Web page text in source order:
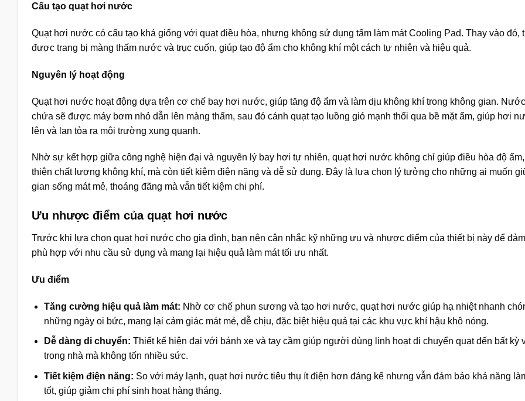
Cấu tạo quạt hơi nước
Quạt hơi nước có cấu tạo khá giống với quạt điều hòa, nhưng không sử dụng tấm làm mát Cooling Pad. Thay vào đó,
được trang bị màng thấm nước và trục cuốn, giúp tạo độ ẩm cho không khí một cách tự nhiên và hiệu quả.
Nguyên lý hoạt động
Quạt hơi nước hoạt động dựa trên cơ chế bay hơi nước, giúp tăng độ ẩm và làm dịu không khí trong không gian.
chứa sẽ được máy bơm nhỏ dẫn lên màng thấm, sau đó cánh quạt tạo luồng gió mạnh thổi qua bề mặt ẩm, giúp hơi
lên và lan tỏa ra môi trường xung quanh.
Nhờ sự kết hợp giữa công nghệ hiện đại và nguyên lý bay hơi tự nhiên, quạt hơi nước không chỉ giúp điều hòa độ
thiện chất lượng không khí, mà còn tiết kiệm điện năng và dễ sử dụng. Đây là lựa chọn lý tưởng cho những ai muốn
gian sống mát mẻ, thoáng đãng mà vẫn tiết kiệm chi phí.
Ưu nhược điểm của quạt hơi nước
Trước khi lựa chọn quạt hơi nước cho gia đình, bạn nên cân nhắc kỹ những ưu và nhược điểm của thiết bị này để
phù hợp với nhu cầu sử dụng và mang lại hiệu quả làm mát tối ưu nhất.
Ưu điểm
Tăng cường hiệu quả làm mát: Nhờ cơ chế phun sương và tạo hơi nước, quạt hơi nước giúp hạ nhiệt nhanh
những ngày oi bức, mang lại cảm giác mát mẻ, dễ chịu, đặc biệt hiệu quả tại các khu vực khí hậu khô nóng.
Dễ dàng di chuyển: Thiết kế hiện đại với bánh xe và tay cầm giúp người dùng linh hoạt di chuyển quạt đến bất kỳ
trong nhà mà không tốn nhiều sức.
Tiết kiệm điện năng: So với máy lạnh, quạt hơi nước tiêu thụ ít điện hơn đáng kể nhưng vẫn đảm bảo khả năng
tốt, giúp giảm chi phí sinh hoạt hàng tháng.